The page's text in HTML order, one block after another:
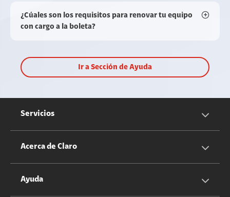
¿Cúales son los requisitos para renovar tu equipo
con cargo a la boleta?
Ir a Sección de Ayuda
Servicios
Servicios Móviles
Acerca de Claro
Información Corporativa
Ayuda